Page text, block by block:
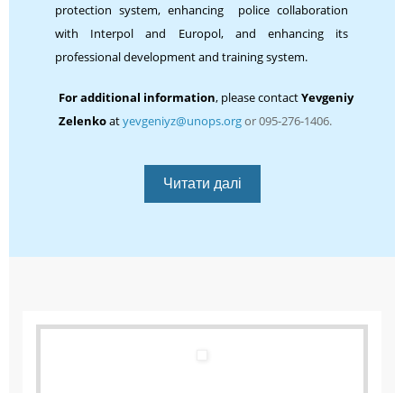
protection system, enhancing police collaboration
with Interpol and Europol, and enhancing its
professional development and training system.
For additional information, please contactYevgeniy
Zelenkoatyevgeniyz@unops.orgor 095-276-1406.
Читати далі